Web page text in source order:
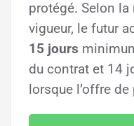
protégé. Selon
vigueur, le futur
15 jours
du contrat et 14
lorsque l’offre